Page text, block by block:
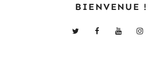
BIENVENUE !